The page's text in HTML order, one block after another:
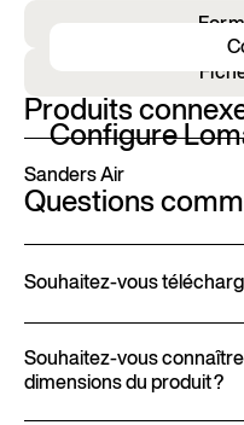
Configure
Produits
Sanders Air
Questions
Souhaitez-vous
personnaliser ses
Cet instrument vous
avec les finitions et
Souhaitez-vous
dimensions du produit ?